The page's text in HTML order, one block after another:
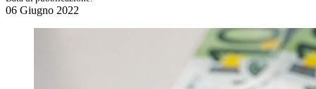
06 Giugno 2022